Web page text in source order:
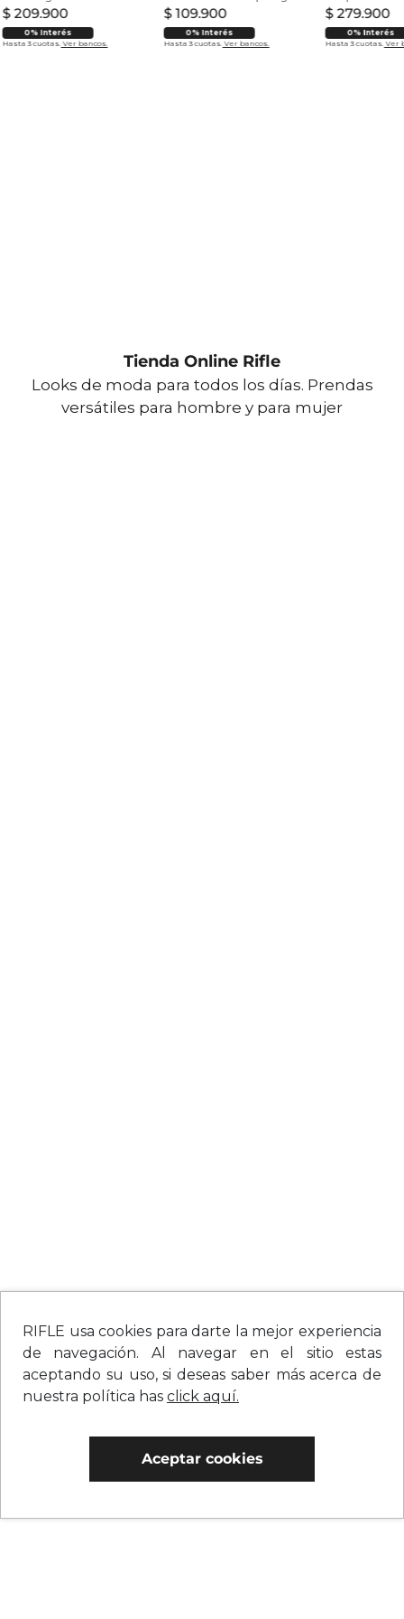
RIFLE usa cookies para darte la mejor experiencia
de navegación. Al navegar en el sitio estas
aceptando su uso, si deseas saber más acerca de
nuestra política has click aquí.
Aceptar cookies
$ 209.900
0% Interés
Hasta 3 cuotas. Ver bancos.
$ 109.900
0% Interés
Hasta 3 cuotas. Ver bancos.
$ 279.900
0% Interés
Hasta 3 cuotas. Ver
Tienda Online Rifle
Looks de moda para todos los días. Prendas
versátiles para hombre y para mujer